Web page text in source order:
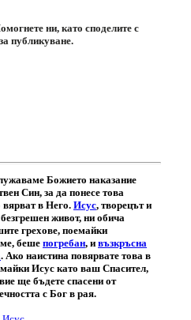
ни, като споделите с
публикуване.